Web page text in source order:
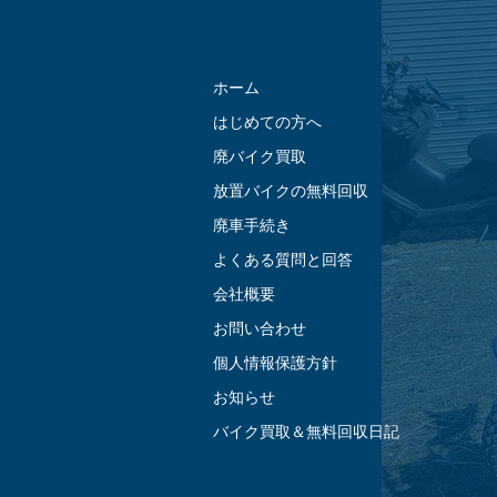
ホーム
はじめての方へ
廃バイク買取
放置バイクの無料回収
廃車手続き
よくある質問と回答
会社概要
お問い合わせ
個人情報保護方針
お知らせ
バイク買取＆無料回収日記